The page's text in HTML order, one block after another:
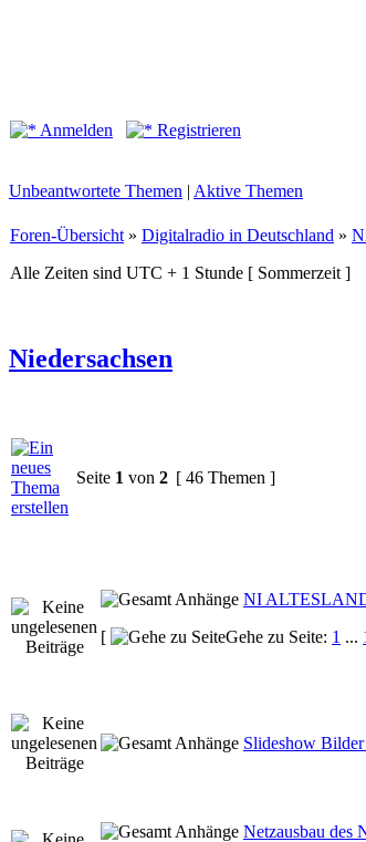
Anmelden Registrieren
Unbeantwortete Themen | Aktive Themen
Foren-Übersicht » Digitalradio in Deutschland »
Alle Zeiten sind UTC + 1 Stunde [ Sommerzeit ]
Niedersachsen
Seite 1 von 2 [ 46 Themen ]
NI
[
Gehe zu Seite: 1 ...
Slideshow
Netzausbau des